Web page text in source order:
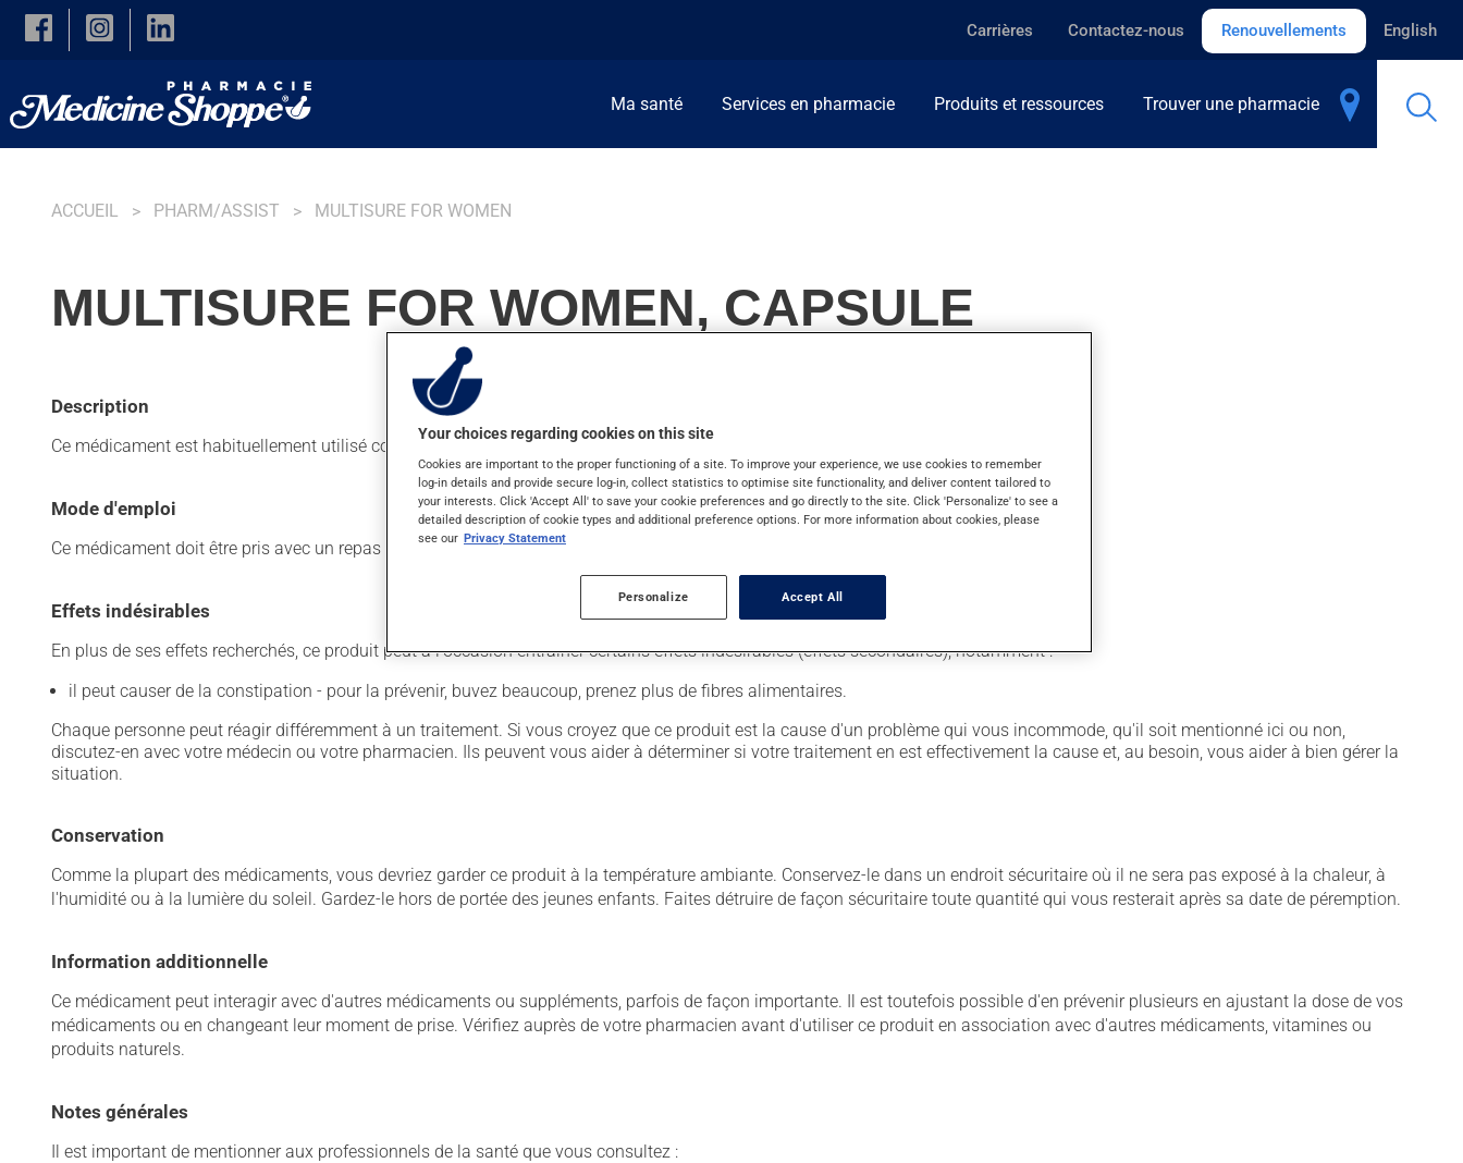
Skip to main content
Carrières Contactez-nous Renouvellements English
Ma santé Services en pharmacie Produits et ressources Trouver une pharmacie
ACCUEIL PHARM/ASSIST MULTISURE FOR WOMEN
MULTISURE FOR WOMEN, CAPSULE
Description
Ce médicament est habituellement utilisé comme supplément de vitamines et minéraux.
Mode d'emploi
Ce médicament doit être pris avec un repas et un grand verre d'eau.
Effets indésirables
En plus de ses effets recherchés, ce produit peut à l'occasion entraîner certains effets indésirables (effets secondaires), notamment :
il peut causer de la constipation - pour la prévenir, buvez beaucoup, prenez plus de fibres alimentaires.
Chaque personne peut réagir différemment à un traitement. Si vous croyez que ce produit est la cause d'un problème qui vous incommode, qu'il soit mentionné ici ou non,
discutez-en avec votre médecin ou votre pharmacien. Ils peuvent vous aider à déterminer si votre traitement en est effectivement la cause et, au besoin, vous aider à bien gérer la
situation.
Conservation
Comme la plupart des médicaments, vous devriez garder ce produit à la température ambiante. Conservez-le dans un endroit sécuritaire où il ne sera pas exposé à la chaleur, à
l'humidité ou à la lumière du soleil. Gardez-le hors de portée des jeunes enfants. Faites détruire de façon sécuritaire toute quantité qui vous resterait après sa date de péremption.
Information additionnelle
Ce médicament peut interagir avec d'autres médicaments ou suppléments, parfois de façon importante. Il est toutefois possible d'en prévenir plusieurs en ajustant la dose de vos
médicaments ou en changeant leur moment de prise. Vérifiez auprès de votre pharmacien avant d'utiliser ce produit en association avec d'autres médicaments, vitamines ou
produits naturels.
Notes générales
Il est important de mentionner aux professionnels de la santé que vous consultez :
Your choices regarding cookies on this site
Cookies are important to the proper functioning of a site. To improve your experience, we use cookies to remember
log-in details and provide secure log-in, collect statistics to optimise site functionality, and deliver content tailored to
your interests. Click 'Accept All' to save your cookie preferences and go directly to the site. Click 'Personalize' to see a
detailed description of cookie types and additional preference options. For more information about cookies, please
see our Privacy Statement
Personalize Accept All